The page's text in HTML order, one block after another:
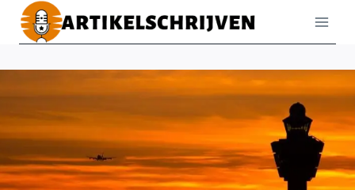
Doorgaan
naar